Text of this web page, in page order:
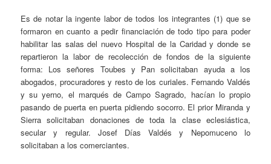
Es de notar la ingente labor de todos los integrantes (1) que se
formaron en cuanto a pedir financiación de todo tipo para poder
habilitar las salas del nuevo Hospital de la Caridad y donde se
repartieron la labor de recolección de fondos de la siguiente
forma: Los señores Toubes y Pan solicitaban ayuda a los
abogados, procuradores y resto de los curiales. Fernando Valdés
y su yerno, el marqués de Campo Sagrado, hacían lo propio
pasando de puerta en puerta pidiendo socorro. El prior Miranda y
Sierra solicitaban donaciones de toda la clase eclesiástica,
secular y regular. Josef Días Valdés y Nepomuceno lo
solicitaban a los comerciantes.